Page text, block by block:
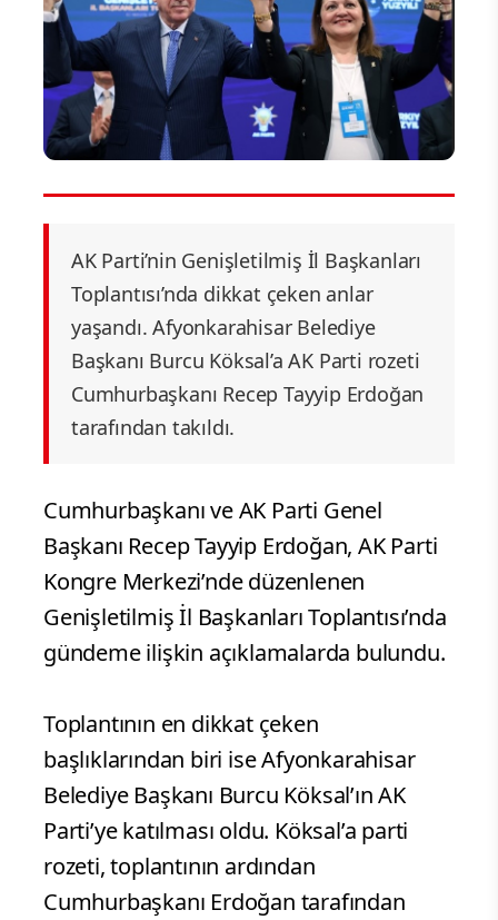
AK Parti’nin Genişletilmiş İl Başkanları
Toplantısı’nda dikkat çeken anlar
yaşandı. Afyonkarahisar Belediye
Başkanı Burcu Köksal’a AK Parti rozeti
Cumhurbaşkanı Recep Tayyip Erdoğan
tarafından takıldı.
Cumhurbaşkanı ve AK Parti Genel
Başkanı Recep Tayyip Erdoğan, AK Parti
Kongre Merkezi’nde düzenlenen
Genişletilmiş İl Başkanları Toplantısı’nda
gündeme ilişkin açıklamalarda bulundu.
Toplantının en dikkat çeken
başlıklarından biri ise Afyonkarahisar
Belediye Başkanı Burcu Köksal’ın AK
Parti’ye katılması oldu. Köksal’a parti
rozeti, toplantının ardından
Cumhurbaşkanı Erdoğan tarafından